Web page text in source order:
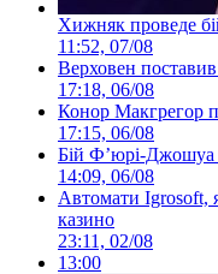
Хижняк проведе
11:52, 07/08
Верховен
17:18, 06/08
Конор Макгрегор
17:15, 06/08
Бій Ф’юрі-Джошуа
14:09, 06/08
Автомати Igrosoft,
казино
23:11, 02/08
13:00